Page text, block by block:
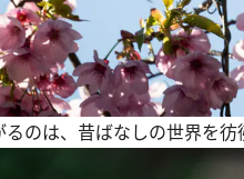
のは、昔ばなしの世界を